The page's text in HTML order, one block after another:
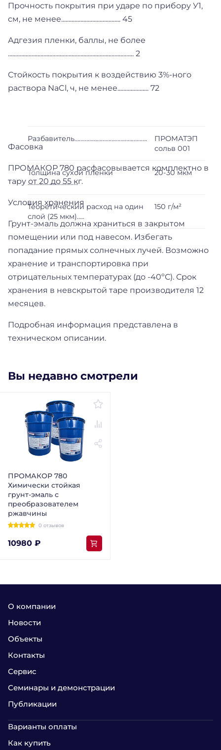
Прочность покрытия при ударе по прибору У1,
см, не менее........................................ 45
Адгезия пленки, баллы, не более
..................................................................................... 2
Стойкость покрытия к воздействию 3%-ного
раствора NaCl, ч, не менее..................... 72
Разбавитель………………………………………….
ПРОМАТЭП
сольв 001
Толщина сухой пленки
…………………………….
20-30 мкм
Теоретический расход на один
слой (25 мкм)…..
150 г/м²
Фасовка
ПРОМАКОР 780 расфасовывается комплектно в
тару от 20 до 55 кг.
Условия хранения
Грунт-эмаль должна храниться в закрытом
помещении или под навесом. Избегать
попадание прямых солнечных лучей. Возможно
хранение и транспортировка при
отрицательных температурах (до -40ºС). Срок
хранения в невскрытой таре производителя 12
месяцев.
Подробная информация представлена в
техническом описании.
Вы недавно смотрели
ПРОМАКОР 780
Химически стойкая
грунт-эмаль с
преобразователем
ржавчины
0 отзывов
10980 ₽
О компании
Новости
Объекты
Контакты
Сервис
Семинары и демонстрации
Публикации
Варианты оплаты
Как купить